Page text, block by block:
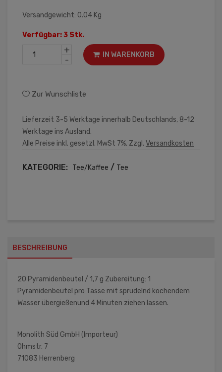
Versandgewicht: 0.04 Kg
Verfügbar: 3 Stk.
+
-
IN WARENKORB
Zur Wunschliste
Lieferzeit 3-5 Werktage innerhalb Deutschlands, 8-12
Werktage ins Ausland.
Alle Preise inkl. gesetzl. MwSt 7%. Zzgl. Versandkosten
KATEGORIE: Tee/Kaffee / Tee
BESCHREIBUNG
20 Pyramidenbeutel / 1,7 g Zubereitung: 1
Pyramidenbeutel pro Tasse mit sprudelnd kochendem
Wasser übergießenund 4 Minuten ziehen lassen.
Monolith Süd GmbH (Importeur)
Ohmstr. 7
71083 Herrenberg